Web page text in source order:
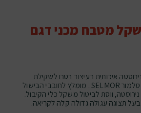
מטבח מכני דגם
איכותית בעיצוב רטרו לשקילת
אבקות ומוצקים עד 5 ק""ג מבית סלמור SELMOR . מומלץ לחובבי הבישול
ווסת לביטול משקל כלי הקיבול.
בעל תצוגה עגולה גדולה קלה לקריאה.